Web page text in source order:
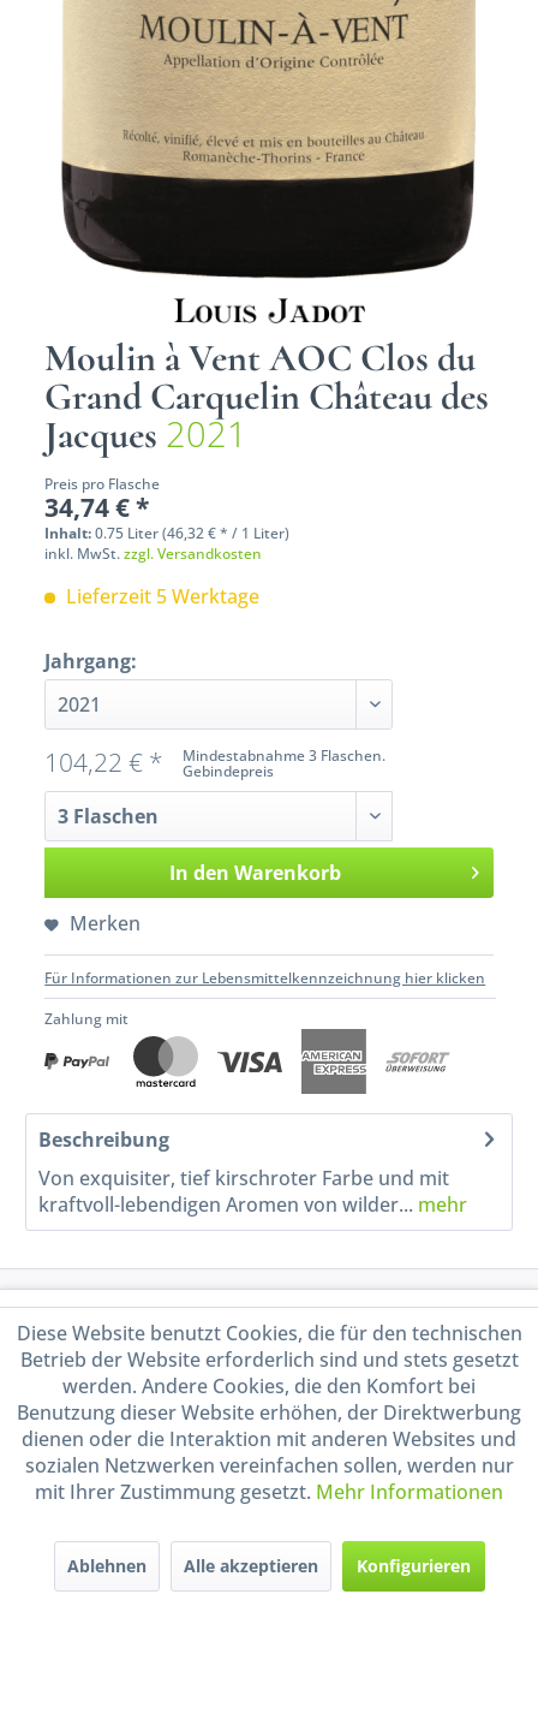
Moulin à Vent AOC Clos du
Grand Carquelin Château des
Jacques 2021
Preis pro Flasche
34,74 € *
Inhalt:0.75 Liter (46,32 € * / 1 Liter)
inkl. MwSt.zzgl. Versandkosten
Lieferzeit 5 Werktage
Jahrgang:
Mindestabnahme 3 Flaschen.
Gebindepreis
104,22 € *
In den Warenkorb
Merken
Für Informationen zur Lebensmittelkennzeichnung hier klicken
Zahlung mit
Beschreibung
Von exquisiter, tief kirschroter Farbe und mit
kraftvoll-lebendigen Aromen von wilder... mehr
Service Hotline
Shop Service
Informationen
Handel mit BIO-Weinen
durch DE-ÖKO-009
Diese Website benutzt Cookies, die für den technischen
Betrieb der Website erforderlich sind und stets gesetzt
werden. Andere Cookies, die den Komfort bei
Benutzung dieser Website erhöhen, der Direktwerbung
dienen oder die Interaktion mit anderen Websites und
sozialen Netzwerken vereinfachen sollen, werden nur
mit Ihrer Zustimmung gesetzt. Mehr Informationen
Ablehnen Alle akzeptieren Konfigurieren